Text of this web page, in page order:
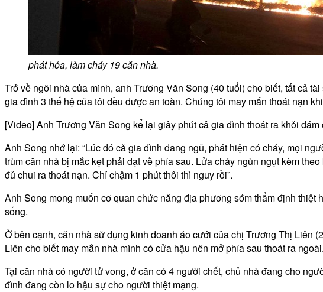
phát hỏa, làm cháy 19 căn nhà.
Trở về ngôi nhà của mình, anh Trương Văn Song (40 tuổi) cho biết, tất cả
gia đình 3 thế hệ của tôi đều được an toàn. Chúng tôi may mắn thoát nạn
[Video] Anh Trương Văn Song kể lại giây phút cả gia đình thoát ra khỏi đám
Anh Song nhớ lại: “Lúc đó cả gia đình đang ngủ, phát hiện có cháy, mọi
trùm căn nhà bị mắc kẹt phải dạt về phía sau. Lửa cháy ngùn ngụt kèm
đủ chui ra thoát nạn. Chỉ chậm 1 phút thôi thì nguy rồi”.
Anh Song mong muốn cơ quan chức năng địa phương sớm thẩm định
sống.
Ở bên cạnh, căn nhà sử dụng kinh doanh áo cưới của chị Trương Thị Liên
Liên cho biết may mắn nhà mình có cửa hậu nên mở phía sau thoát ra ngoài.
Tại căn nhà có người tử vong, ở căn có 4 người chết, chủ nhà đang cho
đình đang còn lo hậu sự cho người thiệt mạng.